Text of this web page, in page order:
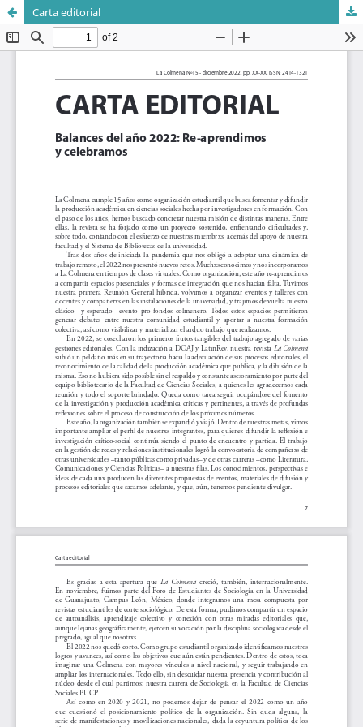
Sistema de
Bibliotecas
Departamento de
Ciencias Sociales
Carta editorial